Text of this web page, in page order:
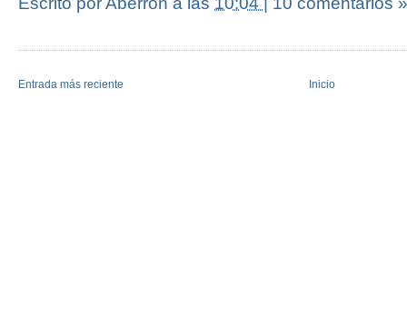
Entrada más reciente Inicio